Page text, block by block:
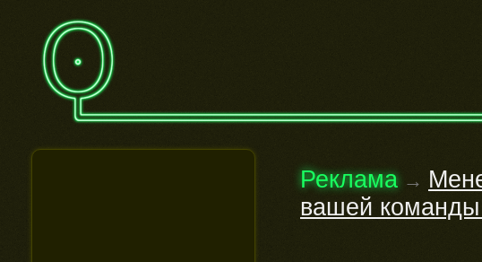
Реклама→
вашей